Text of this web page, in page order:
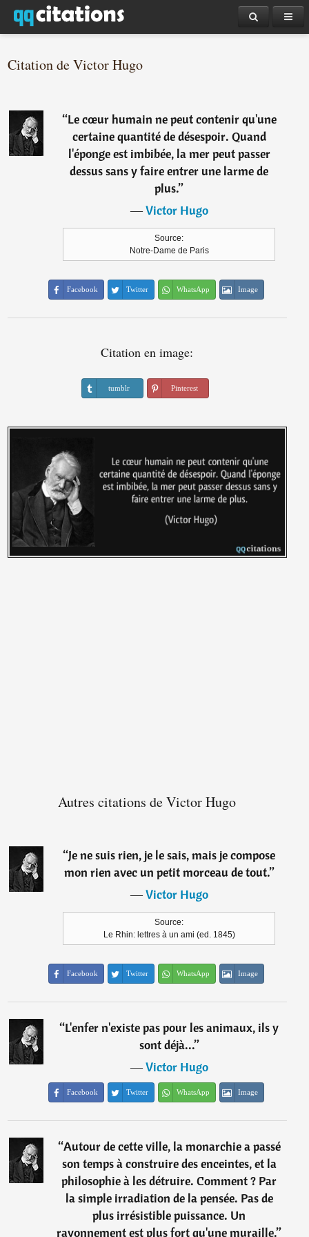
Citation de Victor Hugo
“Le cœur humain ne peut contenir qu'une
certaine quantité de désespoir. Quand
l'éponge est imbibée, la mer peut passer
dessus sans y faire entrer une larme de
plus.”
―Victor Hugo
Source:
Notre-Dame de Paris
Facebook Twitter WhatsApp Image
Citation en image:
tumblr Pinterest
Autres citations de Victor Hugo
“Je ne suis rien, je le sais, mais je compose
mon rien avec un petit morceau de tout.”
―Victor Hugo
Source:
Le Rhin: lettres à un ami (ed. 1845)
Facebook Twitter WhatsApp Image
“L'enfer n'existe pas pour les animaux, ils y
sont déjà...”
―Victor Hugo
Facebook Twitter WhatsApp Image
“Autour de cette ville, la monarchie a passé
son temps à construire des enceintes, et la
philosophie à les détruire. Comment ? Par
la simple irradiation de la pensée. Pas de
plus irrésistible puissance. Un
rayonnement est plus fort qu'une muraille.”